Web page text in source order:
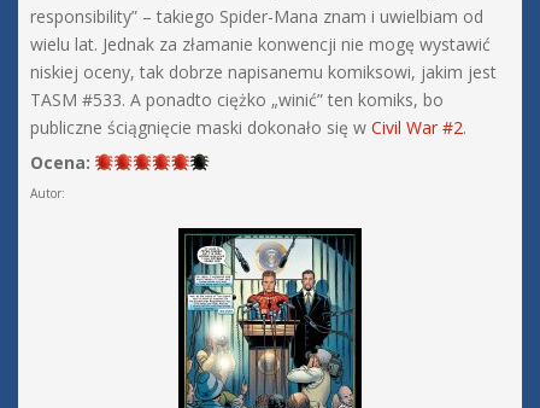
responsibility” – takiego Spider-Mana znam i uwielbiam od
wielu lat. Jednak za złamanie konwencji nie mogę wystawić
niskiej oceny, tak dobrze napisanemu komiksowi, jakim jest
TASM #533. A ponadto ciężko „winić” ten komiks, bo
publiczne ściągnięcie maski dokonało się w Civil War #2.
Ocena:
Autor: